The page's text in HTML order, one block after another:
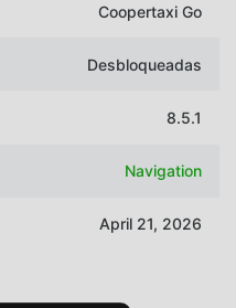
Coopertaxi Go
Desbloqueadas
8.5.1
Navigation
April 21, 2026